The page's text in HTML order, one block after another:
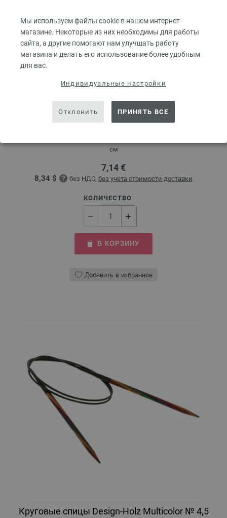
Мы используем файлы cookie в нашем интернет-
магазине. Некоторые из них необходимы для работы
сайта, а другие помогают нам улучшать работу
магазина и делать его использование более удобным
для вас.
Индивидуальные настройки
Отклонить ПРИНЯТЬ ВСЕ
Круговые спицы Design-Holz Multicolor № 3,0
длина 80 см
см
7,14 €
8,34 $ без НДС, без учета стоимости доставки
КОЛИЧЕСТВО
В КОРЗИНУ
Добавить в избранное
Круговые спицы Design-Holz Multicolor № 4,5